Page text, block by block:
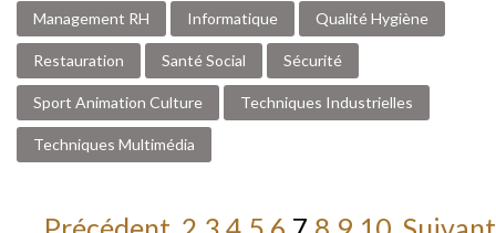
Management RH Informatique Qualité Hygiène
Restauration Santé Social Sécurité
Sport Animation Culture Techniques Industrielles
Techniques Multimédia